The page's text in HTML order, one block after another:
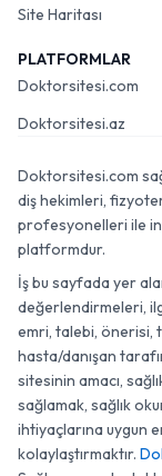
Site Haritası
PLATFORMLAR
Doktorsitesi.com
Doktorsitesi.az
Doktorsitesi.com
diş hekimleri,
profesyonelleri ile
platformdur.
İş bu sayfada yer
değerlendirmeleri,
emri, talebi, önerisi,
hasta/danışan
sitesinin amacı,
sağlamak, sağlık
ihtiyaçlarına uygun
kolaylaştırmaktır.